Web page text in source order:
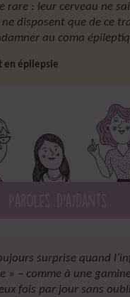
rare : leur cerveau ne
ne disposent que de ce
au coma
en épilepsie
surprise quand
» – comme à une
fois par jour sans